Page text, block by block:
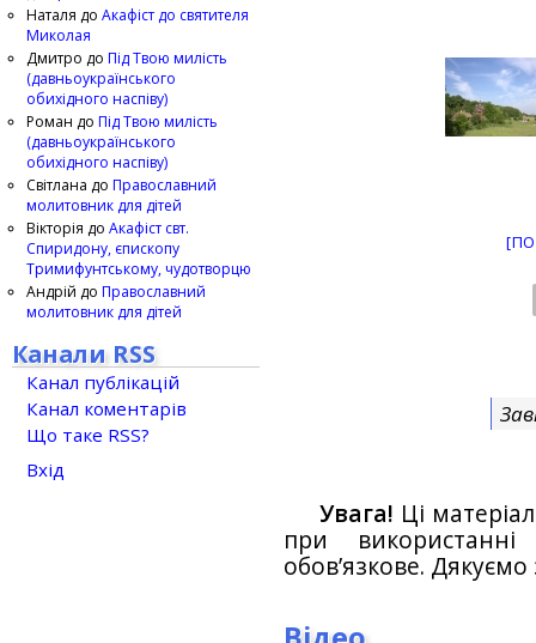
Увага! Ці
при
обов’язкове.
Наталя до Акафіст до святителя
Миколая
Дмитро до Під Твою милість
(давньоукраїнського
обихідного наспіву)
Роман до Під Твою милість
(давньоукраїнського
обихідного наспіву)
Світлана до Православний
молитовник для дітей
Вікторія до Акафіст свт.
Спиридону, єпископу
Тримифунтському, чудотворцю
Андрій до Православний
молитовник для дітей
Канали RSS
Канал публікацій
Канал коментарів
Що таке RSS?
Вхід